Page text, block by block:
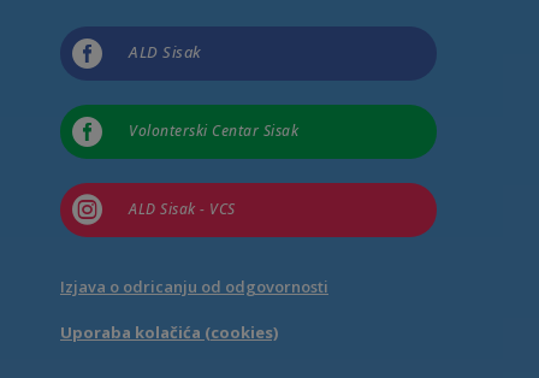
 ALD Sisak
 Volonterski Centar Sisak
 ALD Sisak - VCS
Izjava o odricanju od odgovornosti
Uporaba kolačića (cookies)